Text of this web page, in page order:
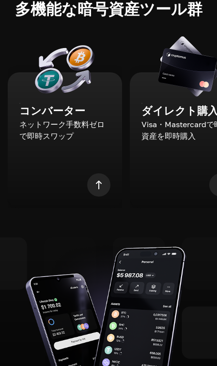
多機能な暗号資産ツール群
コンバーター
ネットワーク手数料ゼロ
で即時スワップ
ダイレクト購
Visa・Mastercardで
資産を即時購入